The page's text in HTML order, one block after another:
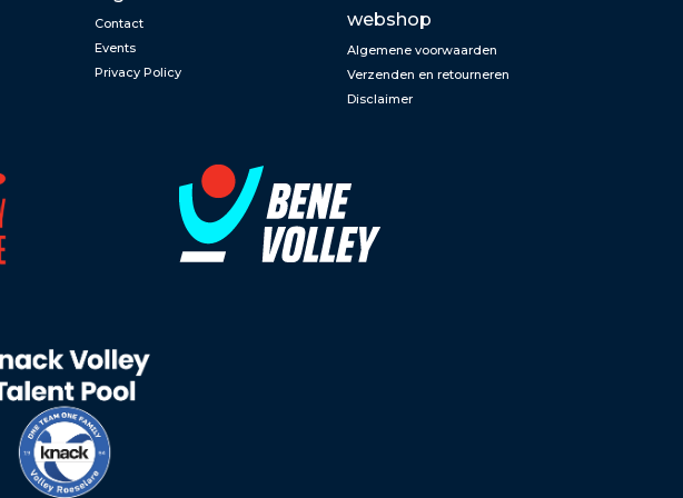
Contact
Events
Privacy Policy
webshop
Algemene voorwaarden
Verzenden en retourneren
Disclaimer